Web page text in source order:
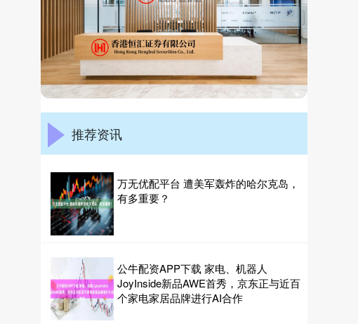
推荐资讯
万无优配平台 遭美军轰炸的哈尔克岛，
有多重要？
公牛配资APP下载 家电、机器人
JoyInside新品AWE首秀，京东正与近百
个家电家居品牌进行AI合作